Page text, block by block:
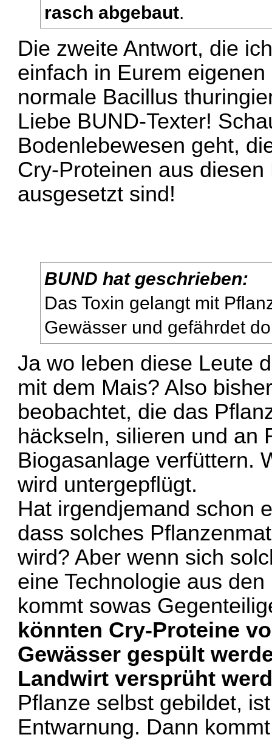
rasch abgebaut.
Die zweite Antwort, die
einfach in Eurem
normale Bacillus
Liebe BUND-Texter!
Bodenlebewesen geht,
Cry-Proteinen aus
ausgesetzt sind!
BUND hat geschrieben:
Das Toxin gelangt mit
Gewässer und gefährdet
Ja wo leben diese Leute
mit dem Mais? Also
beobachtet, die das
häckseln, silieren und an
Biogasanlage verfüttern.
wird untergepflügt.
Hat irgendjemand schon
dass solches
wird? Aber wenn sich
eine Technologie aus
kommt sowas
könnten Cry-Proteine
Gewässer gespült
Landwirt versprüht
Pflanze selbst gebildet,
Entwarnung. Dann